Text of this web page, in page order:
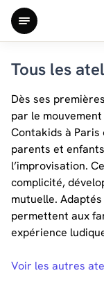
Tous les
Dès ses
par le
Contakids à
parents et
l’improvisation.
complicité,
mutuelle.
permettent aux
expérience
Voir les autres